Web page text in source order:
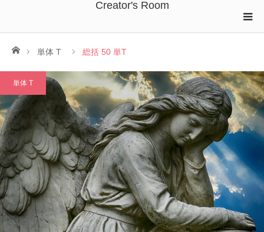
Creator's Room
ホーム単体 T 総括 50 単T
単体 T